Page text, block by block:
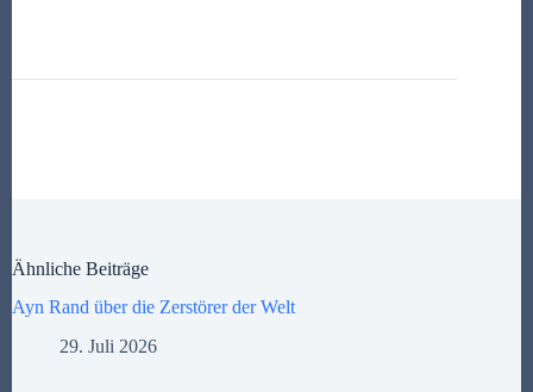
Ähnliche Beiträge
Ayn Rand über die Zerstörer der Welt
29. Juli 2026